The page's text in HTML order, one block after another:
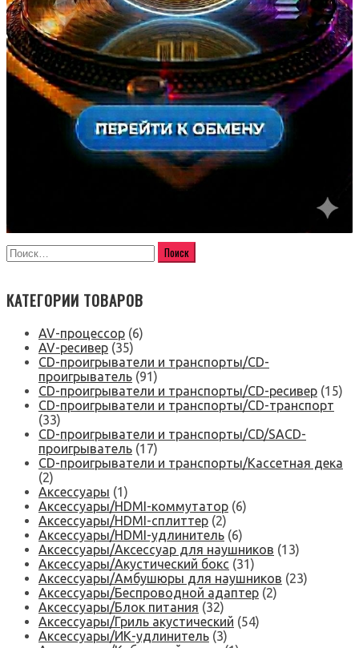
КАТЕГОРИИ ТОВАРОВ
AV-процессор (6)
AV-ресивер (35)
CD-проигрыватели и транспорты/CD-
проигрыватель (91)
CD-проигрыватели и транспорты/CD-ресивер (15)
CD-проигрыватели и транспорты/CD-транспорт
(33)
CD-проигрыватели и транспорты/CD/SACD-
проигрыватель (17)
CD-проигрыватели и транспорты/Кассетная дека
(2)
Аксессуары (1)
Аксессуары/HDMI-коммутатор (6)
Аксессуары/HDMI-сплиттер (2)
Аксессуары/HDMI-удлинитель (6)
Аксессуары/Аксессуар для наушников (13)
Аксессуары/Акустический бокс (31)
Аксессуары/Амбушюры для наушников (23)
Аксессуары/Беспроводной адаптер (2)
Аксессуары/Блок питания (32)
Аксессуары/Гриль акустический (54)
Аксессуары/ИК-удлинитель (3)